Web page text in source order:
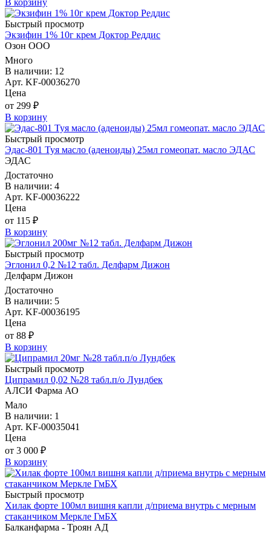
В корзину
Быстрый просмотр
Экзифин 1% 10г крем Доктор Реддис
Озон ООО
Много
В наличии: 12
Арт. KF-00036270
Цена
от 299 ₽
В корзину
Быстрый просмотр
Эдас-801 Туя масло (аденоиды) 25мл гомеопат. масло ЭДАС
ЭДАС
Достаточно
В наличии: 4
Арт. KF-00036222
Цена
от 115 ₽
В корзину
Быстрый просмотр
Эглонил 0,2 №12 табл. Делфарм Дижон
Делфарм Дижон
Достаточно
В наличии: 5
Арт. KF-00036195
Цена
от 88 ₽
В корзину
Быстрый просмотр
Ципрамил 0,02 №28 табл.п/о Лундбек
АЛСИ Фарма АО
Мало
В наличии: 1
Арт. KF-00035041
Цена
от 3 000 ₽
В корзину
Быстрый просмотр
Хилак форте 100мл вишня капли д/приема внутрь с мерным
стаканчиком Меркле ГмБХ
Балканфарма - Троян АД